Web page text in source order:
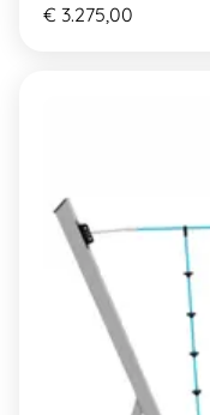
€ 3.275,00